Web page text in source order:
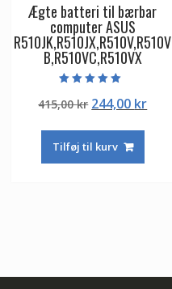
Ægte batteri til bærbar
computer ASUS
R510JK,R510JX,R510V,R510V
B,R510VC,R510VX
5.00
ud af 5
415,00kr Den
pris
var:
244,00 krDen
Tilføj til kurv